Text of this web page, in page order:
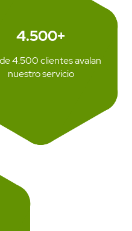
4.500+
4.500 clientes avalan
nuestro servicio